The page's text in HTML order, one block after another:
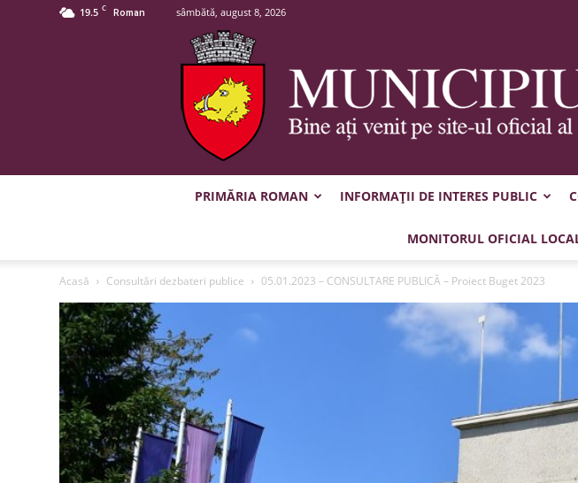
19.5 C Roman sâmbătă, august 8, 2026
PRIMĂRIA ROMAN INFORMAȚII DE INTERES PUBLIC
MONITORUL OFICIAL
Acasă Consultări dezbateri publice 05.01.2023 – CONSULTARE PUBLICĂ – Proiect Buget 2023